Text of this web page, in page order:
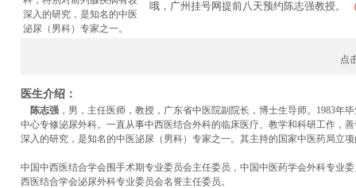
深入的研究，是知名的中医
泌尿（男科）专家之一。
哦，广州挂号网提前八天预约陈志强教授。
点
医生介绍：
陈志强 ，男，主任医师，教授， 广东省中医院副院长，博士生导师。1983年
中心专修泌尿外科。一直从事中西医结合外科的临床医疗、教学和科研工作，
深入的研究，是知名的中医泌尿（男科）专家之一。其主持的国家中医药局立
中国中西医结合学会围手术期专业委员会主任委员，中国中医药学会外科专业
西医结合学会泌尿外科专业委员会名誉主任委员。